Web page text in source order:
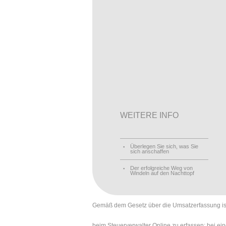
WEITERE INFO
Überlegen Sie sich, was Sie
sich anschaffen
Der erfolgreiche Weg von
Windeln auf den Nachttopf
Gemäß dem Gesetz über die Umsatzerfassung